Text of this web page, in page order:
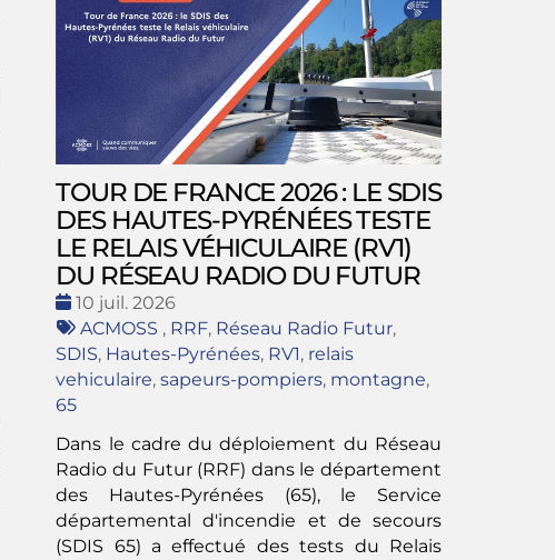
TOUR DE FRANCE 2026 : LE SDIS
DES HAUTES-PYRÉNÉES TESTE
LE RELAIS VÉHICULAIRE (RV1)
DU RÉSEAU RADIO DU FUTUR
Date
:
10 juil. 2026
Tags
:
ACMOSS , RRF, Réseau Radio Futur,
SDIS, Hautes-Pyrénées, RV1, relais
vehiculaire,sapeurs-pompiers, montagne,
65
Dans le cadre du déploiement du Réseau
Radio du Futur (RRF) dans le département
des Hautes-Pyrénées (65), le Service
départemental d'incendie et de secours
(SDIS 65) a effectué des tests du Relais